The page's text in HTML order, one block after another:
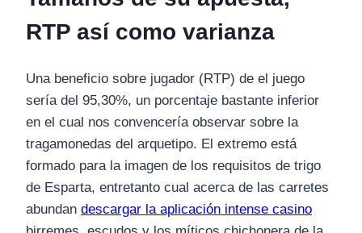
RTP así­ como varianza
Una beneficio sobre jugador (RTP) de el juego
serí­a del 95,30%, un porcentaje bastante inferior
en el cual nos convencería observar sobre la
tragamonedas del arquetipo. El extremo está
formado para la imagen de los requisitos de trigo
de Esparta, entretanto cual acerca de las carretes
abundan descargar la aplicación intense casino